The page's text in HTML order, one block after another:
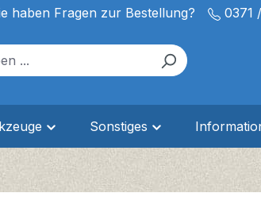
haben Fragen zur Bestellung? 0371
Sonstiges